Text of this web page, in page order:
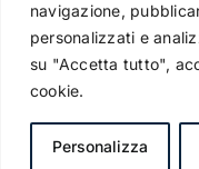
navigazione,
personalizzati e
su "Accetta tutto",
cookie.
Personalizza
© Copyright 2012 -
All Rights